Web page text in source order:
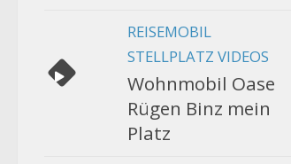
REISEMOBIL
STELLPLATZ VIDEOS
Wohnmobil Oase
Rügen Binz mein
Platz